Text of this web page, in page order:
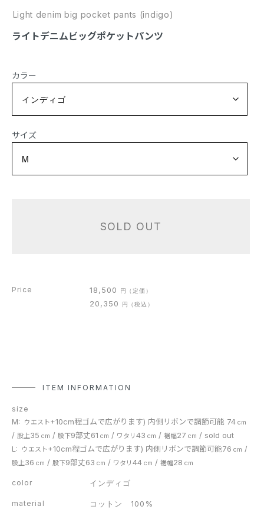
Light denim big pocket pants (indigo)
ライトデニムビッグポケットパンツ
カラー
サイズ
SOLD OUT
Price 18,500 円 （定価）
20,350 円 （税込）
ITEM INFORMATION
size
M: ウエスト+10cm程ゴムで広がります) 内側リボンで調節可能 74 cm
/ 股上35 cm / 股下9部丈61 cm / ワタリ 43 cm / 裾幅27 cm / sold out
L:
ウエスト+10cm程ゴムで広がります) 内側リボンで調節可能76 cm /
股上36 cm / 股下9部丈63 cm / ワタリ 44 cm / 裾幅28 cm
color インディゴ
material コットン 100%